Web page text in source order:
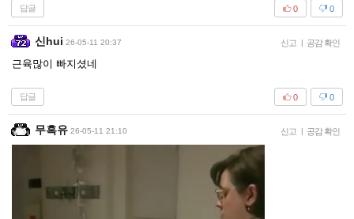
답글 0
0
신hui 26-05-11 20:37 신고 | 공감 확인
근육많이 빠지셨네
답글 0
0
무흑유 26-05-11 21:10 신고 | 공감 확인